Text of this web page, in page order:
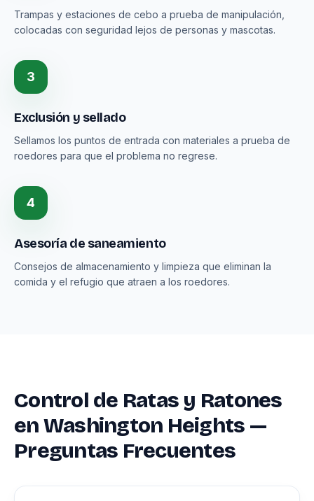
Trampas y estaciones de cebo a prueba de manipulación,
colocadas con seguridad lejos de personas y mascotas.
3
Exclusión y sellado
Sellamos los puntos de entrada con materiales a prueba de
roedores para que el problema no regrese.
4
Asesoría de saneamiento
Consejos de almacenamiento y limpieza que eliminan la
comida y el refugio que atraen a los roedores.
Control de Ratas y Ratones
en Washington Heights —
Preguntas Frecuentes